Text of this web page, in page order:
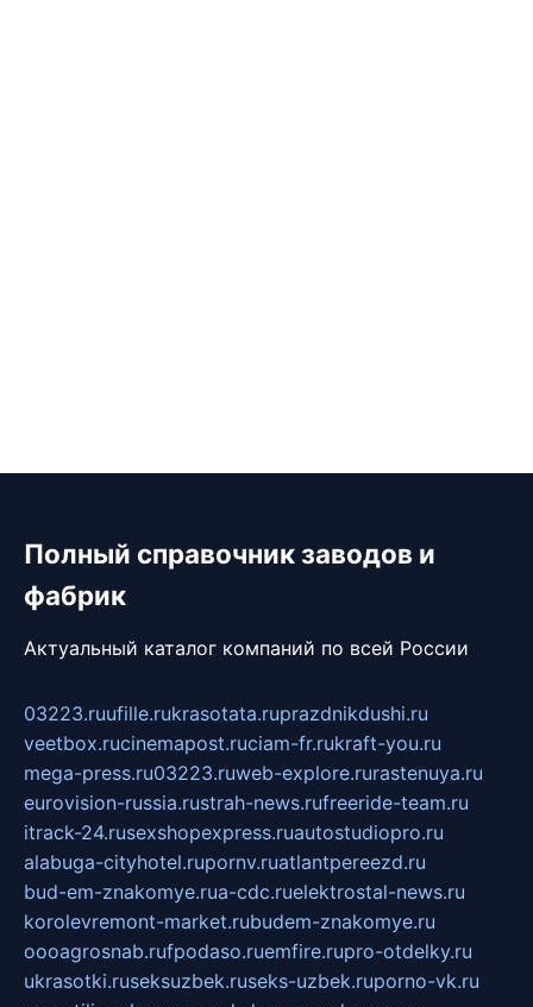
Полный справочник заводов и
фабрик
Актуальный каталог компаний по всей России
03223.ruufille.rukrasotata.ruprazdnikdushi.ru
veetbox.rucinemapost.ruciam-fr.rukraft-you.ru
mega-press.ru03223.ruweb-explore.rurastenuya.ru
eurovision-russia.rustrah-news.rufreeride-team.ru
itrack-24.rusexshopexpress.ruautostudiopro.ru
alabuga-cityhotel.rupornv.ruatlantpereezd.ru
bud-em-znakomye.rua-cdc.ruelektrostal-news.ru
korolevremont-market.rubudem-znakomye.ru
oooagrosnab.rufpodaso.ruemfire.rupro-otdelky.ru
ukrasotki.ruseksuzbek.ruseks-uzbek.ruporno-vk.ru